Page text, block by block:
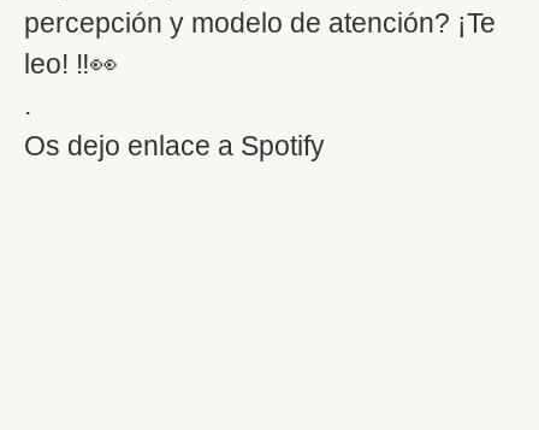
percepción y modelo de atención? ¡Te
leo! ‼️👀
.
Os dejo enlace a Spotify